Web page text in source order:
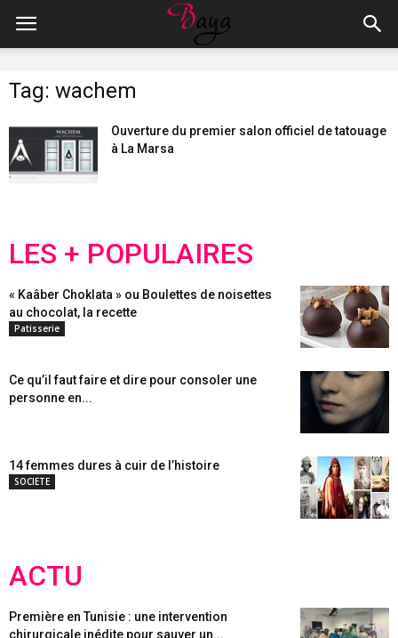
Tag: wachem
Ouverture du premier salon officiel de tatouage
à La Marsa
LES + POPULAIRES
« Kaâber Choklata » ou Boulettes de noisettes
au chocolat, la recette
Patisserie
Ce qu’il faut faire et dire pour consoler une
personne en...
14 femmes dures à cuir de l’histoire
SOCIETE
ACTU
Première en Tunisie : une intervention
chirurgicale inédite pour sauver un...